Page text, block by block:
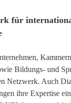
für
Bildungs- und
Netzwerk. Auch
ihre Expertise